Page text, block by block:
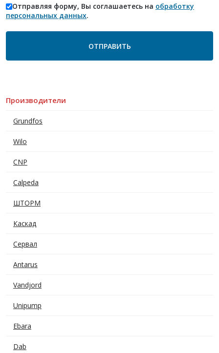
Производители
Grundfos
Wilo
CNP
Calpeda
ШТОРМ
Каскад
Сервал
Antarus
Vandjord
Unipump
Ebara
Dab
Отправляя форму, Вы соглашаетесь на обработку
персональных данных.